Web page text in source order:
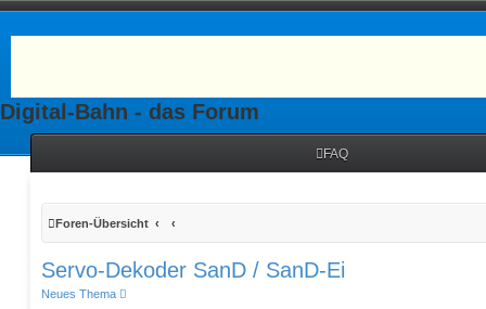
Digital-Bahn - das Forum
FAQ
Foren-Übersicht
Servo-Dekoder SanD / SanD-Ei
Neues Thema